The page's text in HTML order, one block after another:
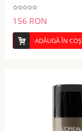
156 RON
ADĂUGĂ ÎN COŞ